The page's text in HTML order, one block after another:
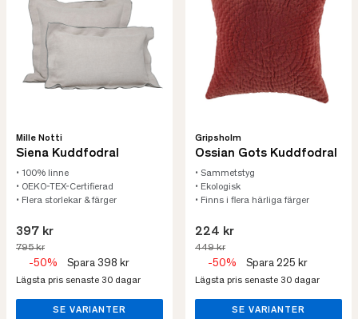
Mille Notti
Siena Kuddfodral
• 100% linne
• OEKO-TEX-Certifierad
• Flera storlekar & färger
397 kr
795 kr
-50% Spara 398 kr
Lägsta pris senaste 30 dagar
SE VARIANTER
Gripsholm
Ossian Gots Kuddfodral
• Sammetstyg
• Ekologisk
• Finns i flera härliga färger
224 kr
449 kr
-50% Spara 225 kr
Lägsta pris senaste 30 dagar
SE VARIANTER